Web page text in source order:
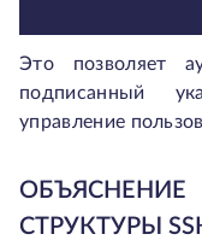
Это позволяет
подписанный
управление
СТРУКТУРЫ